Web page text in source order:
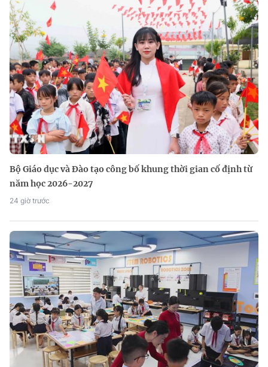
Bộ Giáo dục và Đào tạo công bố khung thời gian cố định từ
năm học 2026-2027
24 giờ trước